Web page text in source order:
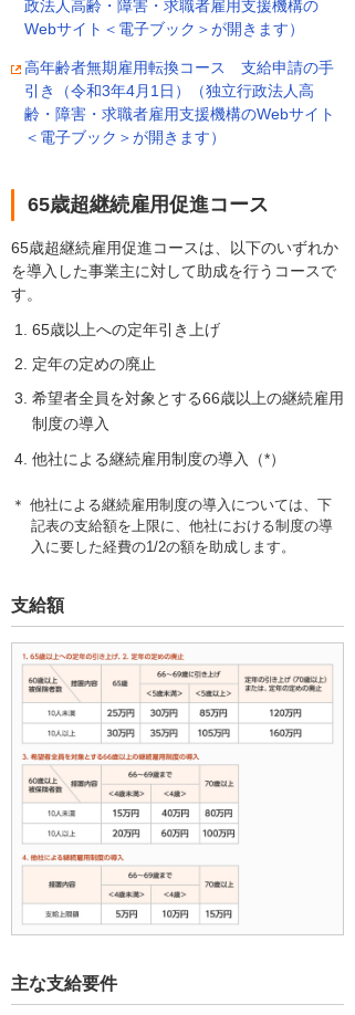
政法人高齢・障害・求職者雇用支援機構の
Webサイト＜電子ブック＞が開きます）
高年齢者無期雇用転換コース 支給申請の手
引き（令和3年4月1日）（独立行政法人高
齢・障害・求職者雇用支援機構のWebサイト
＜電子ブック＞が開きます）
65歳超継続雇用促進コース
65歳超継続雇用促進コースは、以下のいずれか
を導入した事業主に対して助成を行うコースで
す。
65歳以上への定年引き上げ
定年の定めの廃止
希望者全員を対象とする66歳以上の継続雇用
制度の導入
他社による継続雇用制度の導入（*）
＊ 他社による継続雇用制度の導入については、下
記表の支給額を上限に、他社における制度の導
入に要した経費の1/2の額を助成します。
支給額
主な支給要件